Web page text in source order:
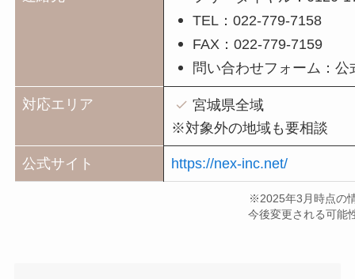
TEL：022-779-7158
FAX：022-779-7159
問い合わせフォーム：公
対応エリア
宮城県全域
※対象外の地域も要相談
公式サイト https://nex-inc.net/
※2025年3月時点の
今後変更される可能